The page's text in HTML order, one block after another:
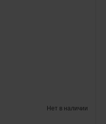
Нет в наличии